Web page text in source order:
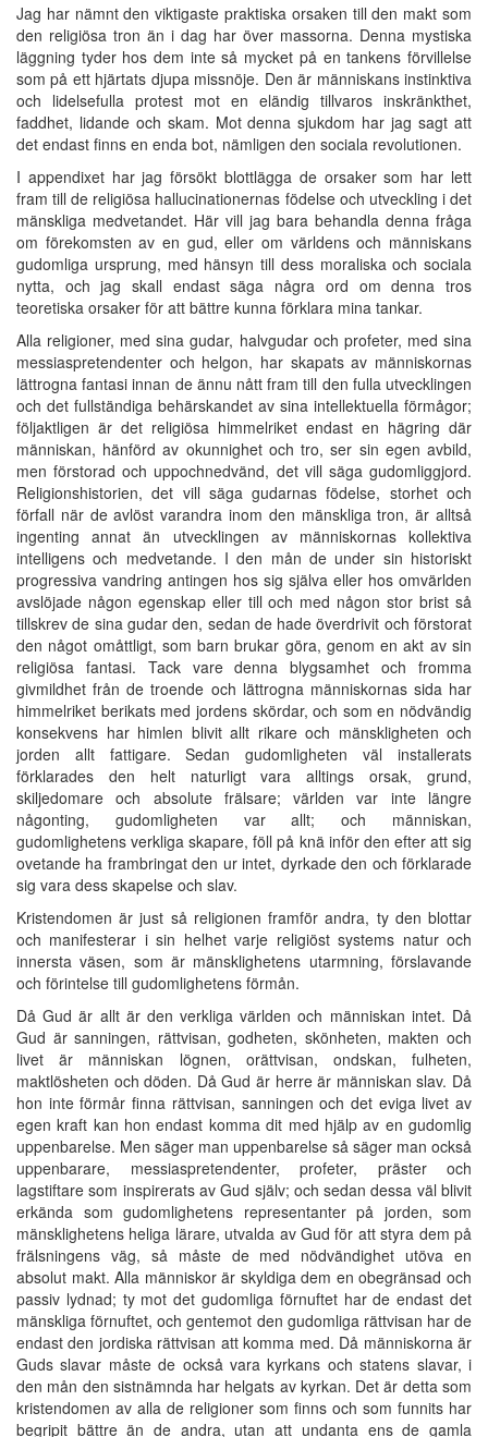
Jag har nämnt den viktigaste praktiska orsaken till den makt som
den religiösa tron än i dag har över massorna. Denna mystiska
läggning tyder hos dem inte så mycket på en tankens förvillelse
som på ett hjärtats djupa missnöje. Den är människans instinktiva
och lidelsefulla protest mot en eländig tillvaros inskränkthet,
faddhet, lidande och skam. Mot denna sjukdom har jag sagt att
det endast finns en enda bot, nämligen den sociala revolutionen.
I appendixet har jag försökt blottlägga de orsaker som har lett
fram till de religiösa hallucinationernas födelse och utveckling i det
mänskliga medvetandet. Här vill jag bara behandla denna fråga
om förekomsten av en gud, eller om världens och människans
gudomliga ursprung, med hänsyn till dess moraliska och sociala
nytta, och jag skall endast säga några ord om denna tros
teoretiska orsaker för att bättre kunna förklara mina tankar.
Alla religioner, med sina gudar, halvgudar och profeter, med sina
messiaspretendenter och helgon, har skapats av människornas
lättrogna fantasi innan de ännu nått fram till den fulla utvecklingen
och det fullständiga behärskandet av sina intellektuella förmågor;
följaktligen är det religiösa himmelriket endast en hägring där
människan, hänförd av okunnighet och tro, ser sin egen avbild,
men förstorad och uppochnedvänd, det vill säga gudomliggjord.
Religionshistorien, det vill säga gudarnas födelse, storhet och
förfall när de avlöst varandra inom den mänskliga tron, är alltså
ingenting annat än utvecklingen av människornas kollektiva
intelligens och medvetande. I den mån de under sin historiskt
progressiva vandring antingen hos sig själva eller hos omvärlden
avslöjade någon egenskap eller till och med någon stor brist så
tillskrev de sina gudar den, sedan de hade överdrivit och förstorat
den något omåttligt, som barn brukar göra, genom en akt av sin
religiösa fantasi. Tack vare denna blygsamhet och fromma
givmildhet från de troende och lättrogna människornas sida har
himmelriket berikats med jordens skördar, och som en nödvändig
konsekvens har himlen blivit allt rikare och mänskligheten och
jorden allt fattigare. Sedan gudomligheten väl installerats
förklarades den helt naturligt vara alltings orsak, grund,
skiljedomare och absolute frälsare; världen var inte längre
någonting, gudomligheten var allt; och människan,
gudomlighetens verkliga skapare, föll på knä inför den efter att sig
ovetande ha frambringat den ur intet, dyrkade den och förklarade
sig vara dess skapelse och slav.
Kristendomen är just så religionen framför andra, ty den blottar
och manifesterar i sin helhet varje religiöst systems natur och
innersta väsen, som är mänsklighetens utarmning, förslavande
och förintelse till gudomlighetens förmån.
Då Gud är allt är den verkliga världen och människan intet. Då
Gud är sanningen, rättvisan, godheten, skönheten, makten och
livet är människan lögnen, orättvisan, ondskan, fulheten,
maktlösheten och döden. Då Gud är herre är människan slav. Då
hon inte förmår finna rättvisan, sanningen och det eviga livet av
egen kraft kan hon endast komma dit med hjälp av en gudomlig
uppenbarelse. Men säger man uppenbarelse så säger man också
uppenbarare, messiaspretendenter, profeter, präster och
lagstiftare som inspirerats av Gud själv; och sedan dessa väl blivit
erkända som gudomlighetens representanter på jorden, som
mänsklighetens heliga lärare, utvalda av Gud för att styra dem på
frälsningens väg, så måste de med nödvändighet utöva en
absolut makt. Alla människor är skyldiga dem en obegränsad och
passiv lydnad; ty mot det gudomliga förnuftet har de endast det
mänskliga förnuftet, och gentemot den gudomliga rättvisan har de
endast den jordiska rättvisan att komma med. Då människorna är
Guds slavar måste de också vara kyrkans och statens slavar, i
den mån den sistnämnda har helgats av kyrkan. Det är detta som
kristendomen av alla de religioner som finns och som funnits har
begripit bättre än de andra, utan att undanta ens de gamla